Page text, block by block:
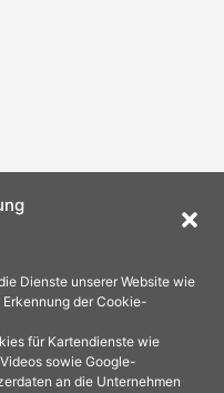
Dienste unserer Website wie
der Cookie-
für Kartendienste wie
sowie Google-
an die Unternehmen